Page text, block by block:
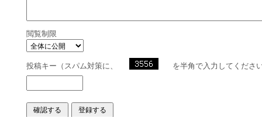
閲覧制限
投稿キー（スパム対策に、 を半角で入力してくださ